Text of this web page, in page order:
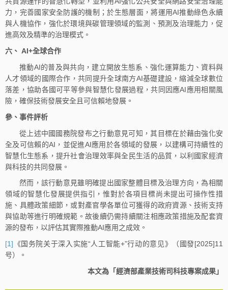
力，完善國家安全防護的機制；於生態層面，將運用AI推動綠色永續
與人機協作，強化於環境與碳管理領域的監測、預測及治理能力，促
進高效及精準的治理模式。
六、 AI+全球合作
推動AI的普及與共向，建立開放生態系、強化運算能力、資料與
人才領域的國際合作，共同提升全球南方AI基礎建設，縮減全球數位
落差，協助各國可平等參與智慧化發展過程，共同因應AI應用相關風
險，確保技術發展安全且可信賴地發展。
參、事件評析
從上述中國國務院發布之行動意見可知，其目標在於藉由強化安
全及可信賴的AI，並促進AI應用於各領域的發展，以建構可持續性的
智慧化生態系，提升社會治理效率與全民生活的品質，以利國家經濟
與科技的共同發展。
然而，該行動意見雖明確提出國家整體目標及治理方向，為相關
領域的智慧化發展提供指引，惟對於各項目標尚未提出可操作性措
施、具體政策細節，或對產官學各單位可獲得的政府資源、技術支持
與協助等進行明確規範。故後續仍需持續關注相應政策措施及配套資
源的發布，以評估其實際推動AI應用之成效。
[1] 《国务院关于深入实施“人工智能+”行动的意见》（國發[2025]11
号）。
本文為「經濟部產業技術司科技專案成果」